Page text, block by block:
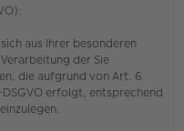
aus Ihrer besonderen
der Sie
die aufgrund von Art. 6
erfolgt, entsprechend